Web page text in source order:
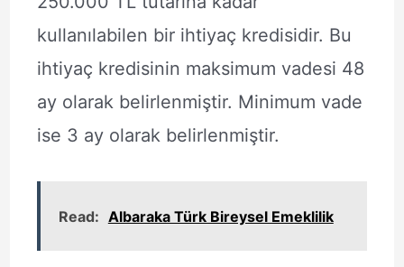
kullanılabilen bir ihtiyaç kredisidir. Bu
ihtiyaç kredisinin maksimum vadesi 48
ay olarak belirlenmiştir. Minimum vade
ise 3 ay olarak belirlenmiştir.
Read: Albaraka Türk Bireysel Emeklilik